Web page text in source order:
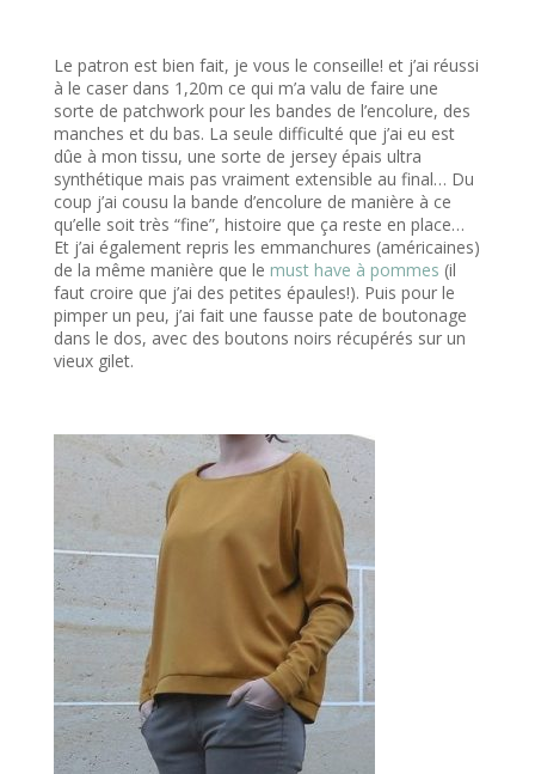
Le patron est bien fait, je vous le conseille! et j’ai réussi
à le caser dans 1,20m ce qui m’a valu de faire une
sorte de patchwork pour les bandes de l’encolure, des
manches et du bas. La seule difficulté que j’ai eu est
dûe à mon tissu, une sorte de jersey épais ultra
synthétique mais pas vraiment extensible au final… Du
coup j’ai cousu la bande d’encolure de manière à ce
qu’elle soit très “fine”, histoire que ça reste en place…
Et j’ai également repris les emmanchures (américaines)
de la même manière que le must have à pommes (il
faut croire que j’ai des petites épaules!). Puis pour le
pimper un peu, j’ai fait une fausse pate de boutonage
dans le dos, avec des boutons noirs récupérés sur un
vieux gilet.